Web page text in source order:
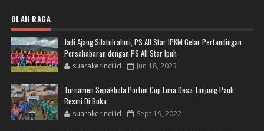
OLAH RAGA
Jadi Ajang Silatulrahmi, PS All Star IPKM Gelar Pertandingan
Persahabaran dengan PS All Star Ipuh
suarakerinci.id Jun 18, 2023
Turnamen Sepakbola Portim Cup Lima Desa Tanjung Pauh
Resmi Di Buka
suarakerinci.id Sept 19, 2022